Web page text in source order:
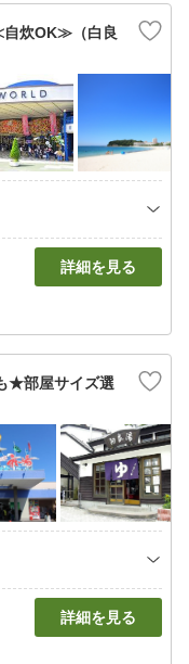
自炊OK≫（白良
詳細を見る
★部屋サイズ選
詳細を見る